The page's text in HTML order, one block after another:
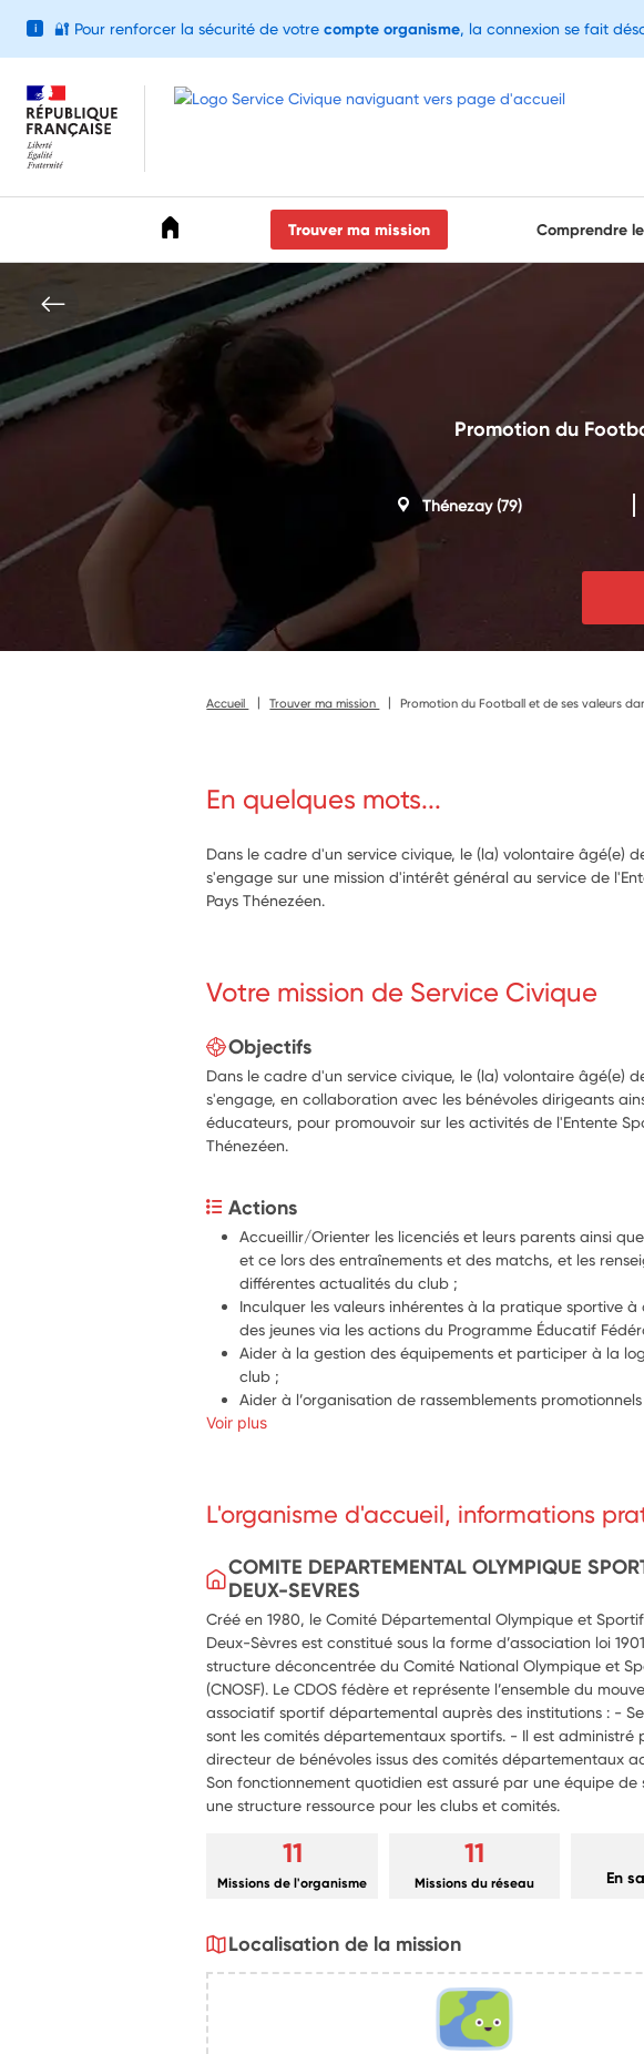
Trouver ma mission Comprendre
Promotion du
Thénezay(79)
Accueil Trouver ma mission Promotion du Football et de ses valeurs
En quelques mots...
Dans le cadre d'un service civique, le (la) volontaire âgé(e)
s'engage sur une mission d'intérêt général au service de
Pays Thénezéen.
Votre mission de Service Civique
Objectifs
Dans le cadre d'un service civique, le (la) volontaire âgé(e)
s'engage, en collaboration avec les bénévoles dirigeants
éducateurs, pour promouvoir sur les activités de l'Entente
Thénezéen.
Actions
Accueillir/Orienter les licenciés et leurs parents ainsi
et ce lors des entraînements et des matchs, et les
différentes actualités du club ;
Inculquer les valeurs inhérentes à la pratique sportive à
des jeunes via les actions du Programme Éducatif
Aider à la gestion des équipements et participer à la
club ;
Aider à l’organisation de rassemblements
aux manifestations locales ;
valeurs du club ;
support de communication ;
Contribuer à la mise en place de temps de
autour du terrain en faisant appel à toutes les
personnels du club ;
Participer à la valorisation des actions citoyennes et
menés par le club.
Voir plus
L'organisme d'accueil, informations
COMITE DEPARTEMENTAL OLYMPIQUE
DEUX-SEVRES
Créé en 1980, le Comité Départemental Olympique et Sportif
Deux-Sèvres est constitué sous la forme d’association loi
structure déconcentrée du Comité National Olympique et
(CNOSF). Le CDOS fédère et représente l’ensemble du
associatif sportif départemental auprès des institutions : -
sont les comités départementaux sportifs. - Il est administré
directeur de bénévoles issus des comités départementaux
Son fonctionnement quotidien est assuré par une équipe de
une structure ressource pour les clubs et comités.
11
Missions de l'organisme
11
Missions du réseau En
Localisation de la mission
i 🔐 Pour renforcer la sécurité de votre compte organisme, la connexion se fait